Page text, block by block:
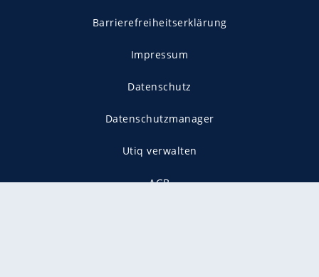
Barrierefreiheitserklärung
Impressum
Datenschutz
Datenschutzmanager
Utiq verwalten
AGB